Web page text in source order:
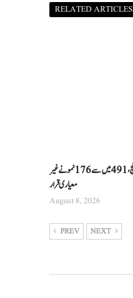
RELATED ARTICLES
تیل، گھی اور دودھ کے معیار کی جانچ، 491 میں سے 176 نمونے غیر
معیاری قرار
August 8, 2026
PREV NEXT